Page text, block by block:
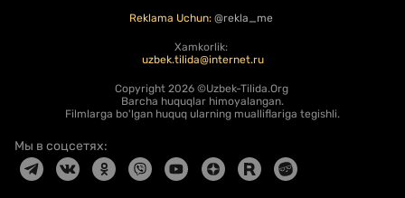
Reklama Uchun: @rekla_me
Xamkorlik:
uzbek.tilida@internet.ru
Copyright 2026 ©Uzbek-Tilida.Org
Barcha huquqlar himoyalangan.
Filmlarga bo'lgan huquq ularning mualliflariga tegishli.
Мы в соцсетях: